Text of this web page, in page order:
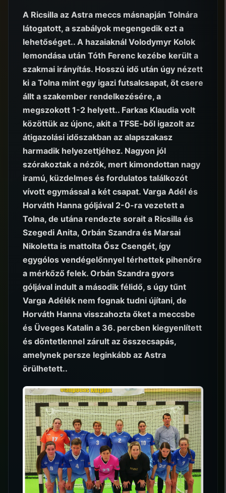
A Ricsilla az Astra meccs másnapján Tolnára
látogatott, a szabályok megengedik ezt a
lehetőséget.. A hazaiaknál Volodymyr Kolok
lemondása után Tóth Ferenc kezébe került a
szakmai irányítás. Hosszú idő után úgy nézett
ki a Tolna mint egy igazi futsalcsapat, öt csere
állt a szakember rendelkezésére, a
megszokott 1-2 helyett.. Farkas Klaudia volt
közöttük az újonc, akit a TFSE-ből igazolt az
átigazolási időszakban az alapszakasz
harmadik helyezettjéhez. Nagyon jól
szórakoztak a nézők, mert kimondottan nagy
iramú, küzdelmes és fordulatos találkozót
vívott egymással a két csapat. Varga Adél és
Horváth Hanna góljával 2-0-ra vezetett a
Tolna, de utána rendezte sorait a Ricsilla és
Szegedi Anita, Orbán Szandra és Marsai
Nikoletta is mattolta Ősz Csengét, így
egygólos vendégelőnnyel térhettek pihenőre
a mérkőző felek. Orbán Szandra gyors
góljával indult a második félidő, s úgy tűnt
Varga Adélék nem fognak tudni újítani, de
Horváth Hanna visszahozta őket a meccsbe
és Üveges Katalin a 36. percben kiegyenlített
és döntetlennel zárult az összecsapás,
amelynek persze leginkább az Astra
örülhetett..